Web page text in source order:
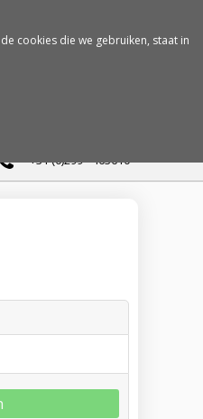
+31 (0)299 - 463610
cookies die we gebruiken, staat in